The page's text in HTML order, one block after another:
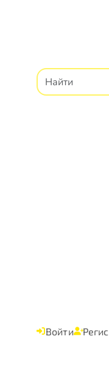
Войти